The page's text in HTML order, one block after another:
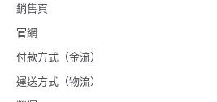
銷售頁
官網
付款方式（金流）
運送方式（物流）